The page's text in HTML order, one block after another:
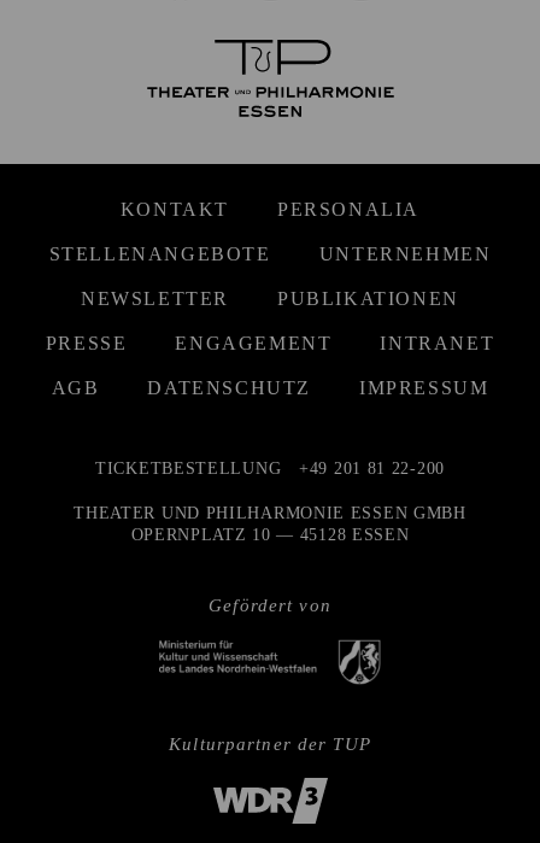
KONTAKT PERSONALIA
STELLENANGEBOTE UNTERNEHMEN
NEWSLETTER PUBLIKATIONEN
PRESSE ENGAGEMENT INTRANET
AGB DATENSCHUTZ IMPRESSUM
Gefördert von
TICKETBESTELLUNG +49 201 81 22-200
THEATER UND PHILHARMONIE ESSEN GMBH
OPERNPLATZ 10 — 45128 ESSEN
Kulturpartner der TUP